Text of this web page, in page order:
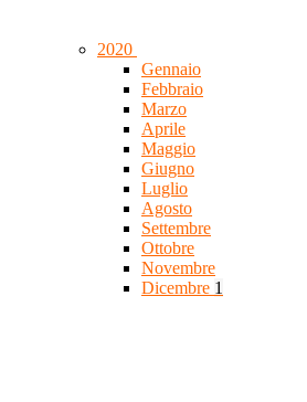
2020
Gennaio
Febbraio
Marzo
Aprile
Maggio
Giugno
Luglio
Agosto
Settembre
Ottobre
Novembre
Dicembre 1